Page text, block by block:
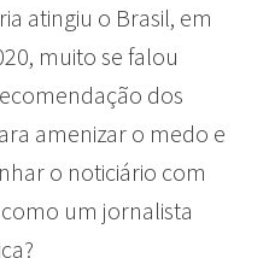
atingiu o Brasil, em
muito se falou
dos
amenizar o medo e
o noticiário com
um jornalista